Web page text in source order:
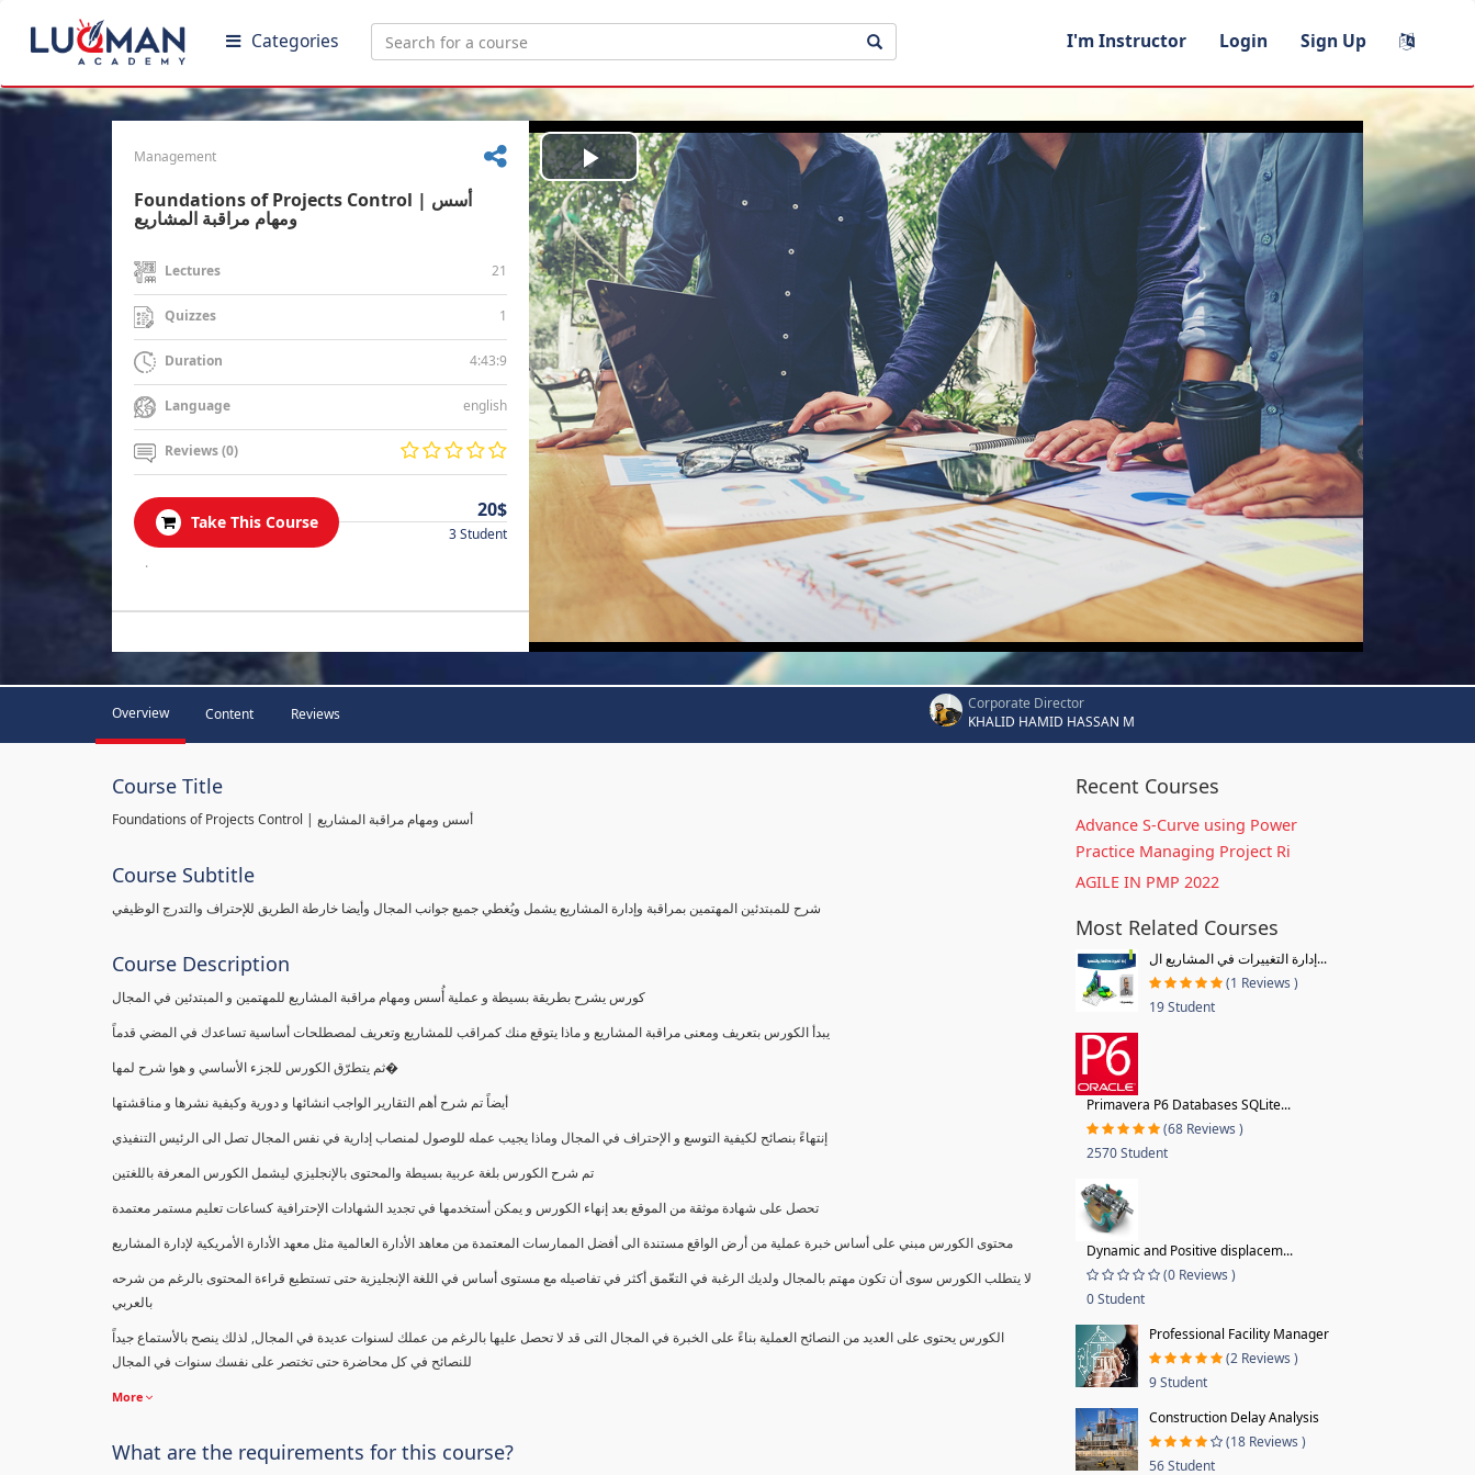
Categories I'm Instructor Login Sign Up
Management
Foundations of Projects Control | أسس
ومهام مراقبة المشاريع
Lectures 21
Quizzes 1
Duration 4:43:9
Language english
Reviews (0)
Take This Course
20$
3 Student
.
Play
Video
Overview Content Reviews
Corporate Director
KHALID HAMID HASSAN M
Course Title
Foundations of Projects Control | أسس ومهام مراقبة المشاريع
Course Subtitle
شرح للمبتدئين المهتمين بمراقبة وإدارة المشاريع يشمل ويُغطي جميع جوانب المجال وأيضا خارطة الطريق للإحتراف والتدرج الوظيفي
Course Description
كورس يشرح بطريقة بسيطة و عملية أُسس ومهام مراقبة المشاريع للمهتمين و المبتدئين في المجال
يبدأ الكورس بتعريف ومعنى مراقبة المشاريع و ماذا يتوقع منك كمراقب للمشاريع وتعريف لمصطلحات أساسية تساعدك في المضي قدماً
ثم يتطرّق الكورس للجزء الأساسي و هوا شرح لمها�
أيضاً تم شرح أهم التقارير الواجب انشائها و دورية وكيفية نشرها و مناقشتها
إنتهاءً بنصائح لكيفية التوسع و الإحتراف في المجال وماذا يجيب عمله للوصول لمنصاب إدارية في نفس المجال تصل الى الرئيس التنفيذي
تم شرح الكورس بلغة عربية بسيطة والمحتوى بالإنجليزي ليشمل الكورس المعرفة باللغتين
تحصل على شهادة موثقة من الموقع بعد إنهاء الكورس و يمكن أستخدمها في تجديد الشهادات الإحترافية كساعات تعليم مستمر معتمدة
محتوى الكورس مبني على أساس خبرة عملية من أرض الواقع مستندة الى أفضل الممارسات المعتمدة من معاهد الأدارة العالمية مثل معهد الأدارة الأمريكية لإدارة المشاريع
لا يتطلب الكورس سوى أن تكون مهتم بالمجال ولديك الرغبة في التعّمق أكثر في تفاصيله مع مستوى أساس في اللغة الإنجليزية حتى تستطيع قراءة المحتوى بالرغم من شرحه
بالعربي
الكورس يحتوى على العديد من النصائح العملية بناءً على الخبرة في المجال التى قد لا تحصل عليها بالرغم من عملك لسنوات عديدة في المجال, لذلك ينصح بالأستماع جيداً
للنصائح في كل محاضرة حتى تختصر على نفسك سنوات في المجال
More
What are the requirements for this course?
Recent Courses
Advance S-Curve using Power
Practice Managing Project Ri
AGILE IN PMP 2022
Most Related Courses
إدارة التغييرات في المشاريع ال...
(1 Reviews )
19 Student
Primavera P6 Databases SQLite...
(68 Reviews )
2570 Student
Dynamic and Positive displacem...
(0 Reviews )
0 Student
Professional Facility Manager
(2 Reviews )
9 Student
Construction Delay Analysis
(18 Reviews )
56 Student